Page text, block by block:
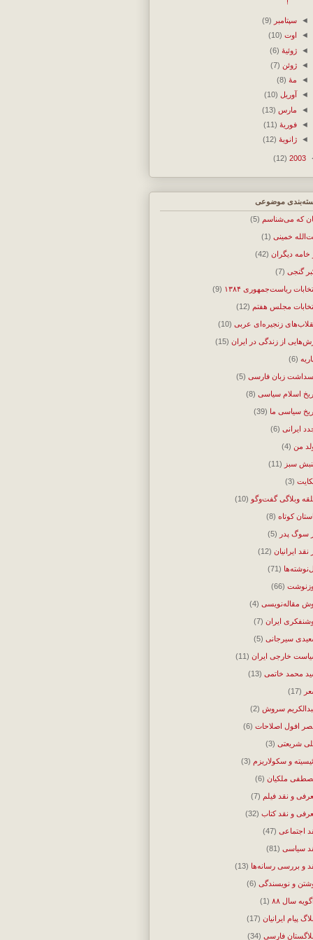
◄سپتامبر (9)
◄
اوت (10)
◄ژوئیهٔ (6)
◄ژوئن (7)
◄ مهٔ (8)
◄
آوریل (10)
◄ مارس (13)
◄فوریهٔ (11)
◄ژانویهٔ (12)
2003
(12)
موضوعی
که می‌شناسم (5)
خمینی (1)
خامه دیگران (42)
گنجی (7)
ریاست‌جمهوری ۱۳۸۴ (9)
مجلس هفتم (12)
زنجیره‌ای عربی (10)
از زندگی در ایران (15)
(6)
زبان فارسی (5)
اسلام سیاسی (8)
سیاسی ما (39)
ایرانی (6)
من (4)
سبز (11)
(3)
وبلاگی گفت‌وگو (10)
کوتاه (8)
سوگ پدر (5)
نقد ایرانیان (12)
(71)
(66)
مقاله‌نویسی (4)
ایران (7)
سیرجانی (5)
خارجی ایران (11)
محمد خاتمی (13)
(17)
سروش (2)
افول اصلاحات (6)
شریعتی (3)
و سکولاریزم (3)
ملکیان (6)
و نقد فیلم (7)
و نقد کتاب (32)
اجتماعی (47)
سیاسی (81)
و بررسی رسانه‌ها (13)
و نویسندگی (6)
سال ۸۸ (1)
پیام ایرانیان (17)
فارسی (34)